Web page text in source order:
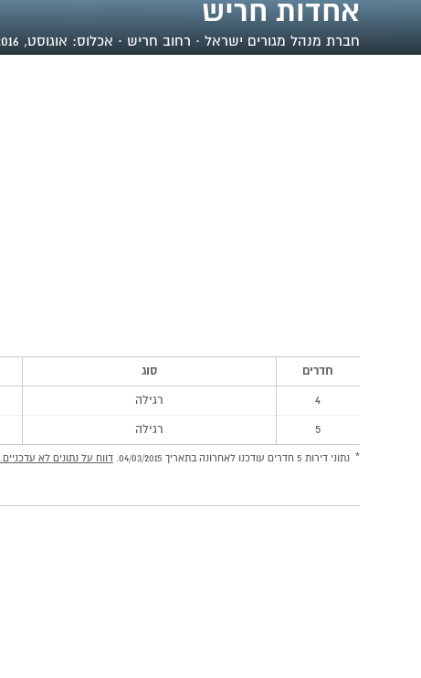
אחדות חריש
חברת מנהל מגורים ישראל · רחוב חריש · אכלוס: אוגוסט, 2016
חדרים סוג
4 רגילה
5 רגילה
נתוני דירות 5 חדרים עודכנו לאחרונה בתאריך 04/03/2015. דווח על נתונים לא עדכניים.